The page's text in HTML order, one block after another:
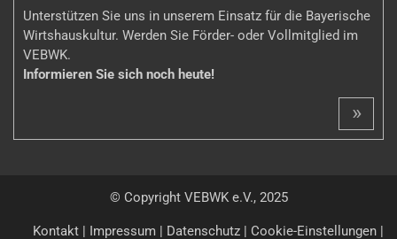
Unterstützen Sie uns in unserem Einsatz für die Bayerische
Wirtshauskultur. Werden Sie Förder- oder Vollmitglied im
VEBWK.
Informieren Sie sich noch heute!
»
© Copyright VEBWK e.V., 2025
Kontakt | Impressum | Datenschutz | Cookie-Einstellungen |